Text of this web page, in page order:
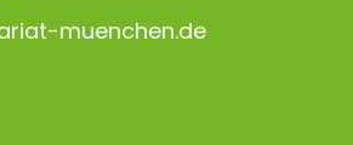
muenchen.de